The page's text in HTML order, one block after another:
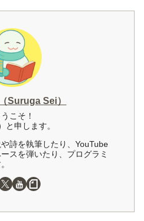
Suruga Sei）
こそ！
と申します。
詩を執筆したり、YouTube
スを弾いたり、プログラミ